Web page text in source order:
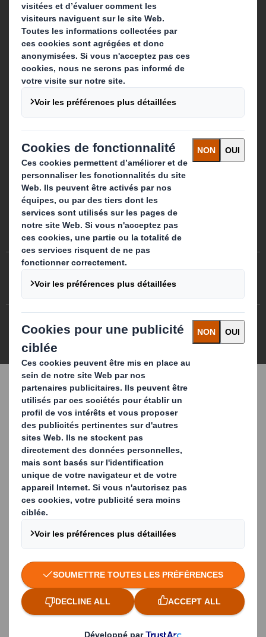
Suivez-nous
Préférences de cookies
Politique des cookies
Politiques de confidentialité
Modern Slavery Statement
DS Smith 2026 Tous droits réservés